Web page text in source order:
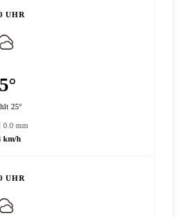
UHR
25°
0.0 mm
km/h
UHR